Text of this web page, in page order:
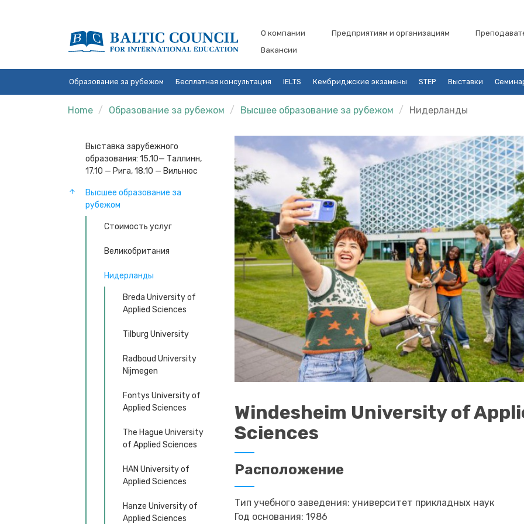
О компании Предприятиям и организациям
Вакансии
Образование за рубежом Бесплатная консультация IELTS Кембриджские экзамены STEP Выставки
Home Образование за рубежом Высшее образование за рубежом Нидерланды
Выставка зарубежного
образования: 15.10— Таллинн,
17.10 — Рига, 18.10 — Вильнюс
Высшее образование за
рубежом
Стоимость услуг
Великобритания
Нидерланды
Breda University of
Applied Sciences
Tilburg University
Radboud University
Nijmegen
Fontys University of
Applied Sciences
The Hague University
of Applied Sciences
HAN University of
Applied Sciences
Hanze University of
Applied Sciences
Windesheim University of
Sciences
Расположение
Тип учебного заведения: университет прикладных наук
Год основания: 1986